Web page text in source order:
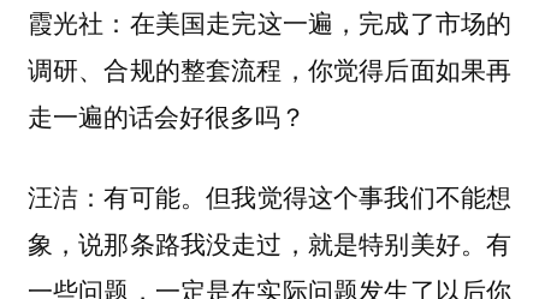
霞光社 ：在美国走完这一遍，完成了市场的
调研、合规的整套流程，你觉得后面如果再
走一遍的话会好很多吗？
汪洁 ：有可能。但我觉得这个事我们不能想
象，说那条路我没走过，就是特别美好。有
一些问题，一定是在实际问题发生了以后你